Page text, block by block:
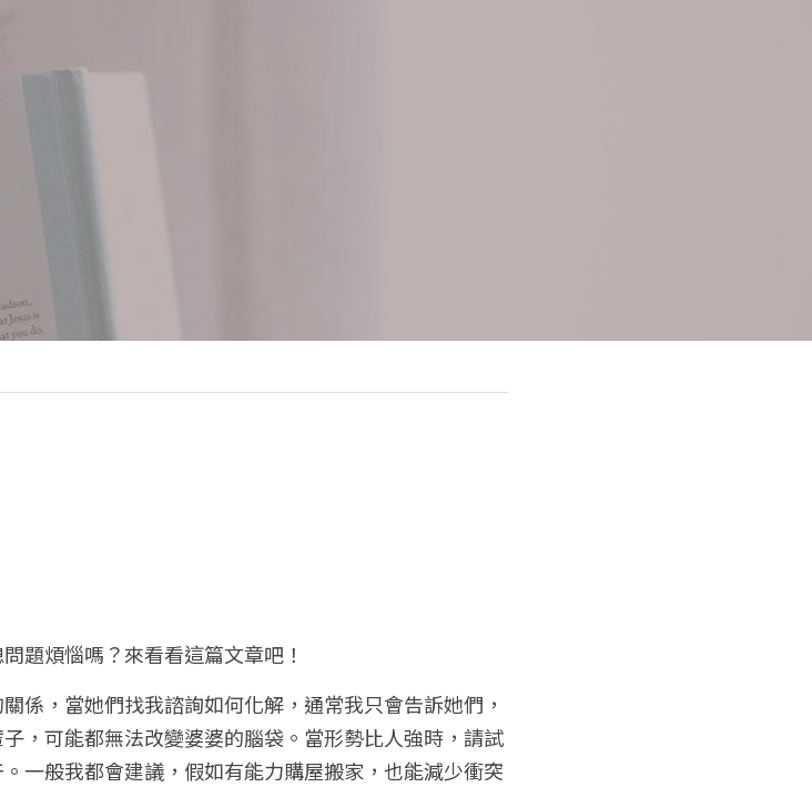
題煩惱嗎？來看看這篇文章吧！
係，當她們找我諮詢如何化解，通常我只會告訴她們，
，可能都無法改變婆婆的腦袋。當形勢比人強時，請試
一般我都會建議，假如有能力購屋搬家，也能減少衝突